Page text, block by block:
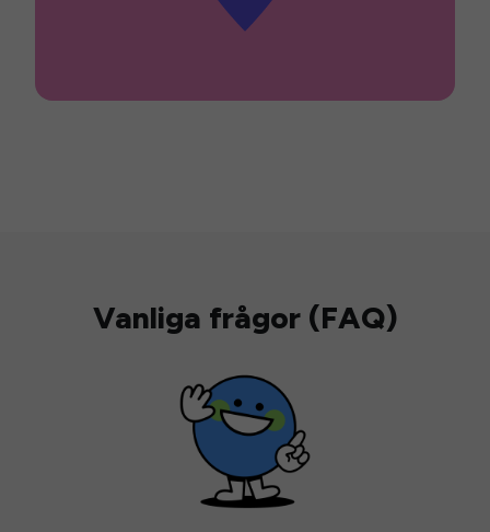
Vanliga frågor (FAQ)